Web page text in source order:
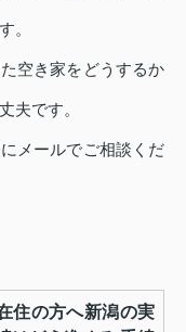
。
空き家をどうするか
夫です。
メールでご相談くだ
住の方へ新潟の実